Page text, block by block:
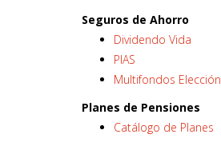
Seguros de Ahorro
Dividendo Vida
PIAS
Multifondos Elección
Planes de Pensiones
Catálogo de Planes